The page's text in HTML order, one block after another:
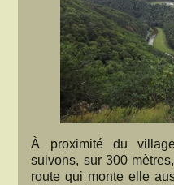
À proximité du
suivons, sur 300
route qui monte elle